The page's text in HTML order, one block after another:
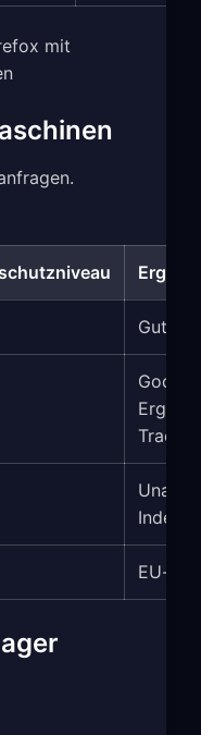
mit
Gut
Index
EU-